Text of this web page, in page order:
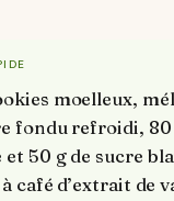
moelleux,
fondu refroidi, 80
et 50 g de sucre
café d’extrait de